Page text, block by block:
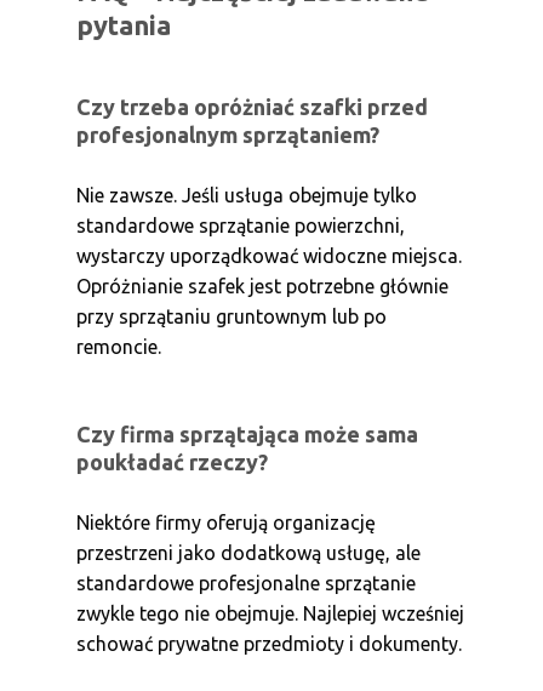
pytania
Czy trzeba opróżniać szafki przed
profesjonalnym sprzątaniem?
Nie zawsze. Jeśli usługa obejmuje tylko
standardowe sprzątanie powierzchni,
wystarczy uporządkować widoczne miejsca.
Opróżnianie szafek jest potrzebne głównie
przy sprzątaniu gruntownym lub po
remoncie.
Czy firma sprzątająca może sama
poukładać rzeczy?
Niektóre firmy oferują organizację
przestrzeni jako dodatkową usługę, ale
standardowe profesjonalne sprzątanie
zwykle tego nie obejmuje. Najlepiej wcześniej
schować prywatne przedmioty i dokumenty.